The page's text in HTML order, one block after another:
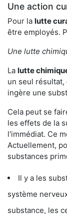
Une action
Pour la lutte
être employés.
Une lutte
La lutte
un seul
ingère une
Cela peut se
les effets de la
l'immédiat. Ce
Actuellement,
substances
Il y a les
système
substance, les